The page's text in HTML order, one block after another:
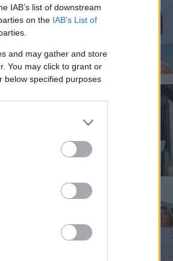
IAB’s list of downstream
on the IAB’s List of
and may gather and store
You may click to grant or
below specified purposes